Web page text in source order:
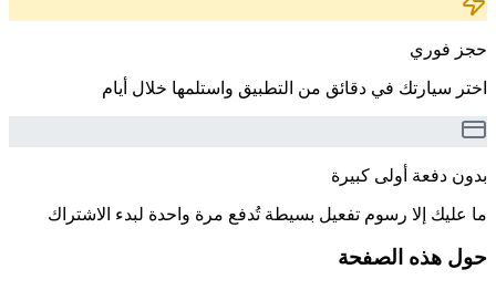
حجز فوري
اختر سيارتك في دقائق من التطبيق واستلمها خلال أيام
بدون دفعة أولى كبيرة
ما عليك إلا رسوم تفعيل بسيطة تُدفع مرة واحدة لبدء الاشتراك
حول هذه الصفحة